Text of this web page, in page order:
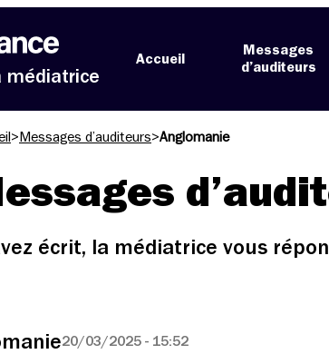
médiatrice
Accueil
Messages
d’auditeurs
> Messages d’auditeurs>Anglomanie
écrit, la médiatrice vous
20/03/2025 - 15:52